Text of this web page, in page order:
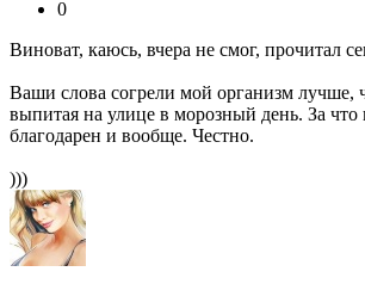
0
Виноват, каюсь, вчера не смог, прочитал
Ваши слова согрели мой организм лучше,
выпитая на улице в морозный день. За что
благодарен и вообще. Честно.
)))